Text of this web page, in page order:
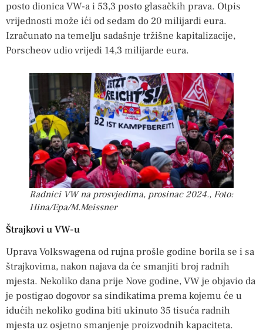
posto dionica VW-a i 53,3 posto glasačkih prava. Otpis
vrijednosti može ići od sedam do 20 milijardi eura.
Izračunato na temelju sadašnje tržišne kapitalizacije,
Porscheov udio vrijedi 14,3 milijarde eura.
Radnici VW na prosvjedima, prosinac 2024., Foto:
Hina/Epa/M.Meissner
Štrajkovi u VW-u
Uprava Volkswagena od rujna prošle godine borila se i sa
štrajkovima, nakon najava da će smanjiti broj radnih
mjesta. Nekoliko dana prije Nove godine, VW je objavio da
je postigao dogovor sa sindikatima prema kojemu će u
idućih nekoliko godina biti ukinuto 35 tisuća radnih
mjesta uz osjetno smanjenje proizvodnih kapaciteta.